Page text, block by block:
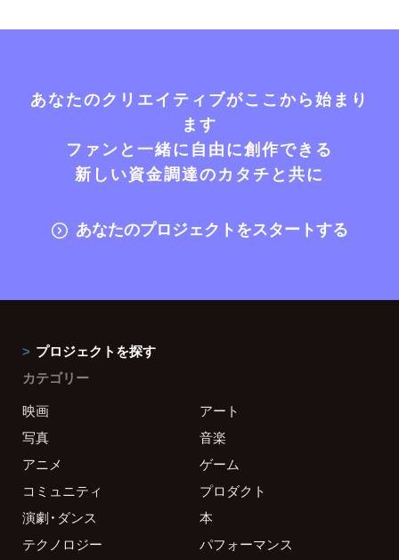
あなたのクリエイティブがここから始まり
ます
ファンと一緒に自由に創作できる
新しい資金調達のカタチと共に
あなたのプロジェクトをスタートする
プロジェクトを探す
カテゴリー
映画
アート
写真
音楽
アニメ
ゲーム
コミュニティ
プロダクト
演劇・ダンス
本
テクノロジー
パフォーマンス